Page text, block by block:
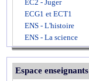
EC2 - Juger
ECG1 et ECT1
ENS - L'histoire
ENS - La science
Espace enseignants